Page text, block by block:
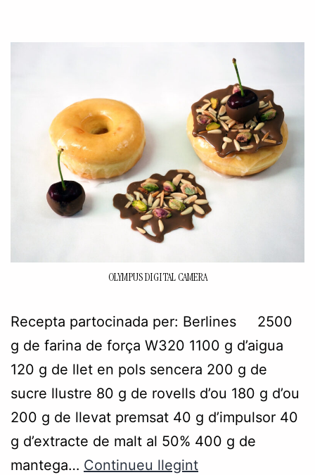
OLYMPUS DIGITAL CAMERA
Recepta partocinada per: Berlines 2500
g de farina de força W320 1100 g d’aigua
120 g de llet en pols sencera 200 g de
sucre llustre 80 g de rovells d’ou 180 g d’ou
200 g de llevat premsat 40 g d’impulsor 40
g d’extracte de malt al 50% 400 g de
mantega… Continueu llegint